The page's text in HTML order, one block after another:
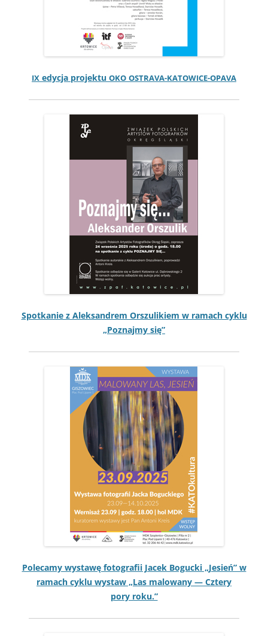
IX edy­c­ja pro­jek­tu OKO OSTRAVA-KATOWICE-OPAVA
Spotkanie z Alek­san­drem Orszu­likiem w ramach cyk­lu
„Poz­na­jmy się”
Pole­camy wys­tawę fotografii Jacek Boguc­ki „Jesień” w
ramach cyk­lu wys­taw „Las mal­owany — Cztery
pory roku.”